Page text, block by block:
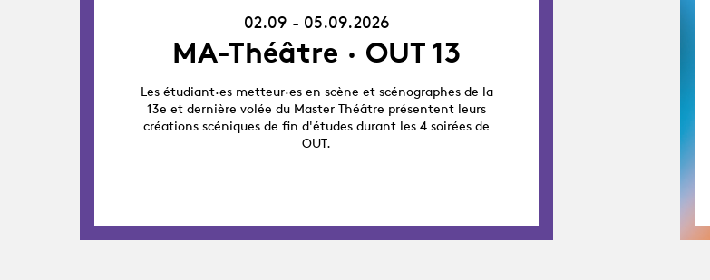
02.09 - 05.09.2026
MA-Théâtre · OUT 13
Les étudiant·es metteur·es en scène et scénographes de la
13e et dernière volée du Master Théâtre présentent leurs
créations scéniques de fin d'études durant les 4 soirées de
OUT.